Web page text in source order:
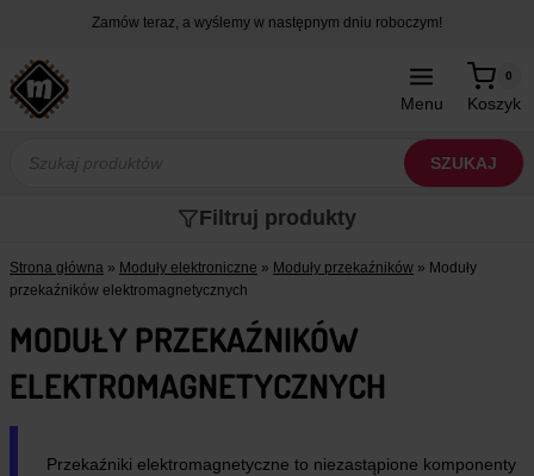
treści
Zamów teraz, a wyślemy w następnym dniu roboczym!
Menu Koszyk
0
produktów
SZUKAJ
Filtruj produkty
Strona główna » Moduły elektroniczne » Moduły przekaźników » Moduły
przekaźników elektromagnetycznych
MODUŁY PRZEKAŹNIKÓW
ELEKTROMAGNETYCZNYCH
Przekaźniki elektromagnetyczne to niezastąpione komponenty